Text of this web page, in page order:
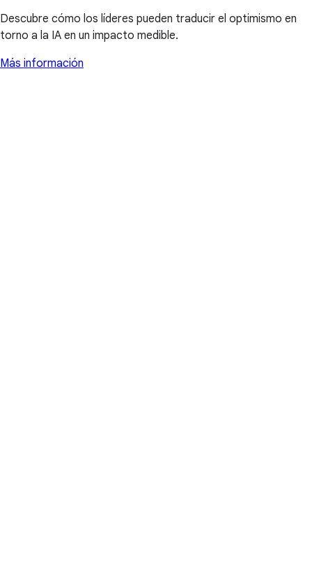
Descubre cómo los líderes pueden traducir el optimismo en
torno a la IA en un impacto medible.
Más información